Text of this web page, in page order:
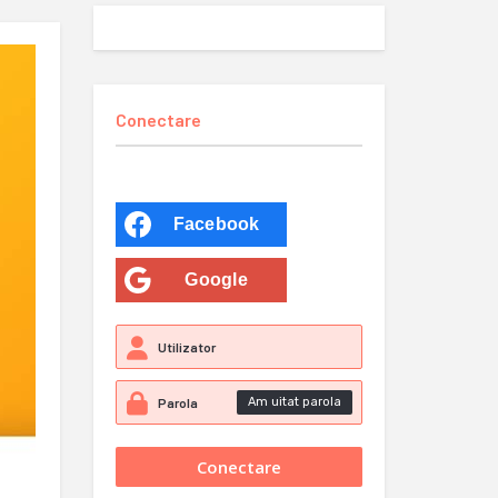
Conectare
Facebook
Google
Am uitat parola